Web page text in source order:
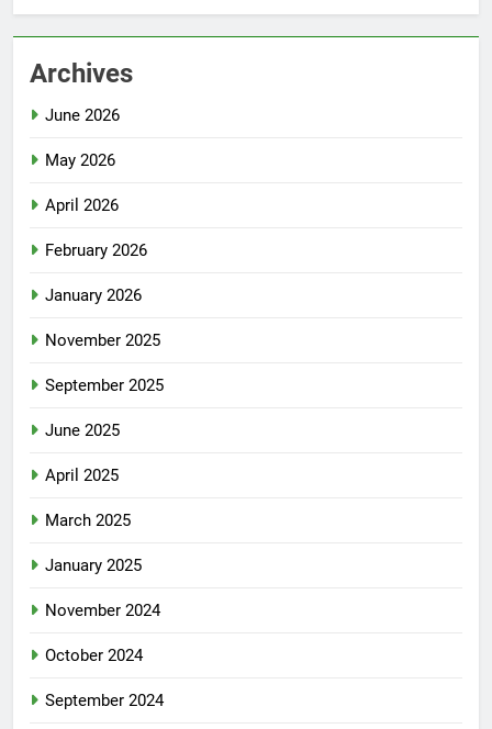
Archives
June 2026
May 2026
April 2026
February 2026
January 2026
November 2025
September 2025
June 2025
April 2025
March 2025
January 2025
November 2024
October 2024
September 2024